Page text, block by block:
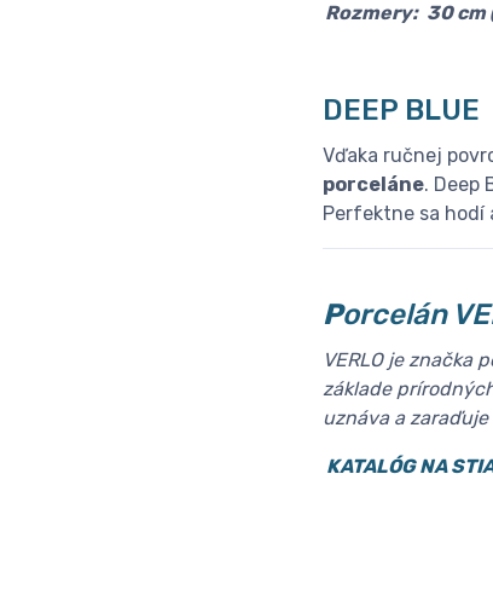
Rozmery: 30 cm
DEEP BLUE
Vďaka ručnej
porceláne. Deep
Perfektne sa
Porcelán
VERLO je
základe
uznáva a
KATALÓG NA